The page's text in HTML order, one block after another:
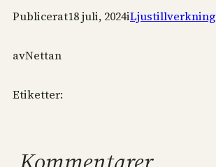
Publicerat18 juli, 2024iLjustillverkning
avNettan
Etiketter: